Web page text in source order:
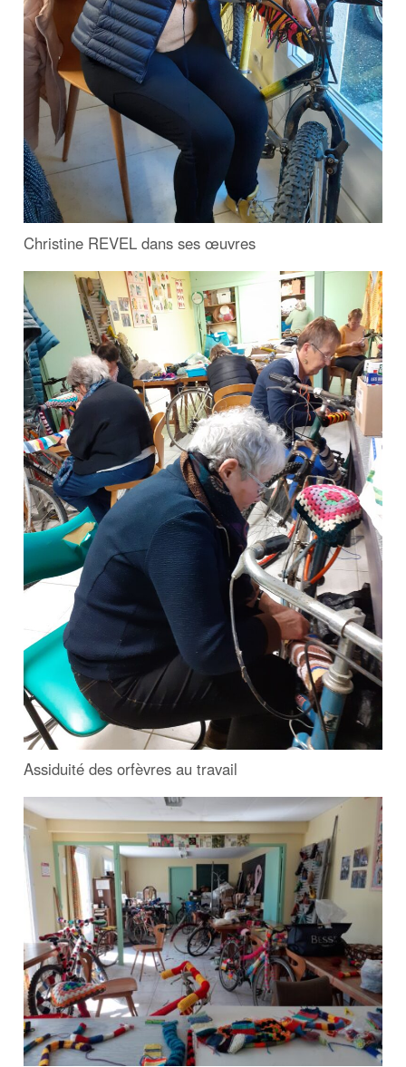
Christine REVEL dans ses œuvres
Assiduité des orfèvres au travail